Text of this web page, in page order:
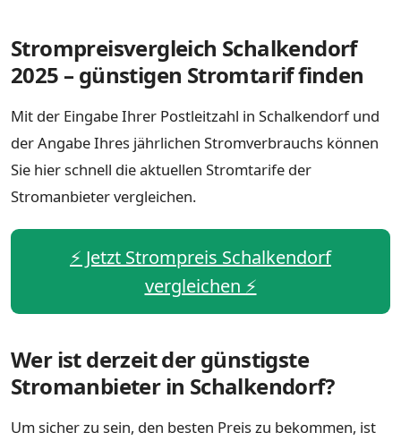
Strompreisvergleich Schalkendorf
2025 – günstigen Stromtarif finden
Mit der Eingabe Ihrer Postleitzahl in Schalkendorf und
der Angabe Ihres jährlichen Stromverbrauchs können
Sie hier schnell die aktuellen Stromtarife der
Stromanbieter vergleichen.
⚡️ Jetzt Strompreis Schalkendorf
vergleichen ⚡️
Wer ist derzeit der günstigste
Stromanbieter in Schalkendorf?
Um sicher zu sein, den besten Preis zu bekommen, ist